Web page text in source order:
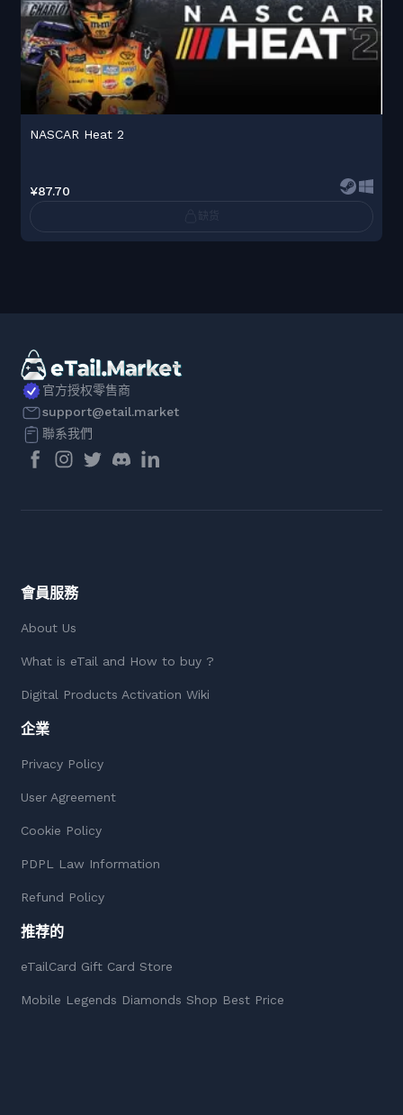
NASCAR Heat 2
¥87.70
官方授权零售商
support@etail.market
聯系我們
會員服務
About Us
What is eTail and How to buy ?
Digital Products Activation Wiki
企業
Privacy Policy
User Agreement
Cookie Policy
PDPL Law Information
Refund Policy
推荐的
eTailCard Gift Card Store
Mobile Legends Diamonds Shop Best Price